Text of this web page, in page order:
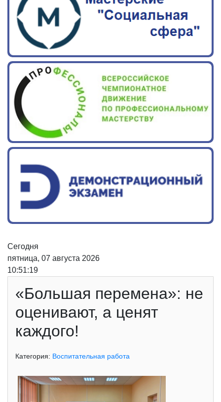
Сегодня
пятница, 07 августа 2026
10:51:19
«Большая перемена»: не
оценивают, а ценят
каждого!
Категория: Воспитательная работа